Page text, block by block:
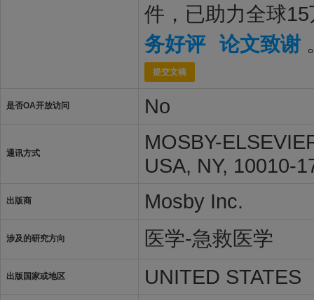
件，已助力全球
务好评
论文致谢
提交文稿
是否OA开放访问 No
通讯方式
MOSBY-
USA, NY, 10010-
出版商 Mosby Inc.
涉及的研究方向 医学-急救医学
出版国家或地区 UNITED STATES